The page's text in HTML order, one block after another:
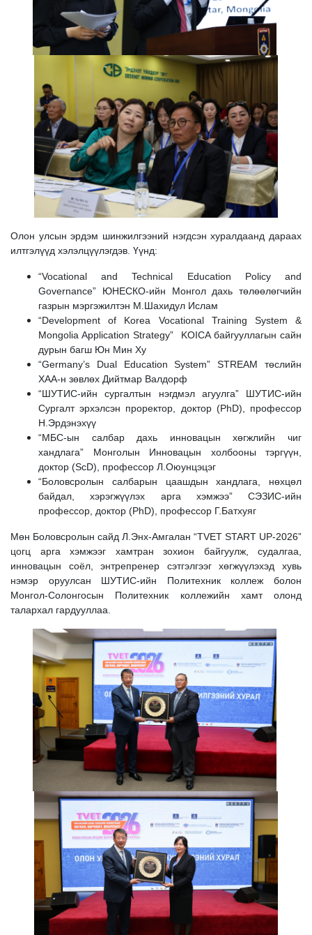
Олон улсын эрдэм шинжилгээний нэгдсэн хуралдаанд дараах
илтгэлүүд хэлэлцүүлэгдэв. Үүнд:
“Vocational and Technical Education Policy and
Governance” ЮНЕСКО-ийн Монгол дахь төлөөлөгчийн
газрын мэргэжилтэн М.Шахидул Ислам
“Development of Korea Vocational Training System &
Mongolia Application Strategy” KOICA байгууллагын сайн
дурын багш Юн Мин Ху
“Germany’s Dual Education System” STREAM төслийн
ХАА-н зөвлөх Дийтмар Валдорф
“ШУТИС-ийн сургалтын нэгдмэл агуулга” ШУТИС-ийн
Сургалт эрхэлсэн проректор, доктор (PhD), профессор
Н.Эрдэнэхүү
“МБС-ын салбар дахь инновацын хөгжлийн чиг
хандлага” Монголын Инновацын холбооны тэргүүн,
доктор (ScD), профессор Л.Оюунцэцэг
“Боловсролын салбарын цаашдын хандлага, нөхцөл
байдал, хэрэгжүүлэх арга хэмжээ” СЭЗИС-ийн
профессор, доктор (PhD), профессор Г.Батхуяг
Мөн Боловсролын сайд Л.Энх-Амгалан “TVET START UP-2026”
цогц арга хэмжээг хамтран зохион байгуулж, судалгаа,
инновацын соёл, энтрепренер сэтгэлгээг хөгжүүлэхэд хувь
нэмэр оруулсан ШУТИС-ийн Политехник коллеж болон
Монгол-Солонгосын Политехник коллежийн хамт олонд
талархал гардууллаа.